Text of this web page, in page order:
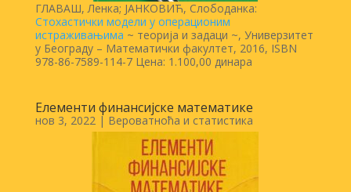
ГЛАВАШ, Ленка; ЈАНКОВИЋ, Слободанка:
Стохастички модели у операционим
истраживањима ~ теорија и задаци ~, Универзитет
у Београду – Математички факултет, 2016, ISBN
978-86-7589-114-7 Цена: 1.100,00 динара
Елементи финансијске математике
нов 3, 2022| Вероватноћа и статистика